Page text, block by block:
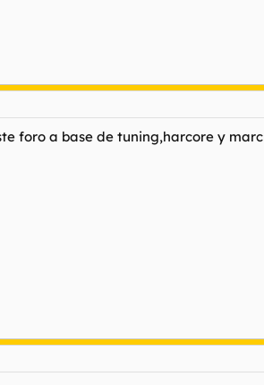
foro a base de tuning,harcore y